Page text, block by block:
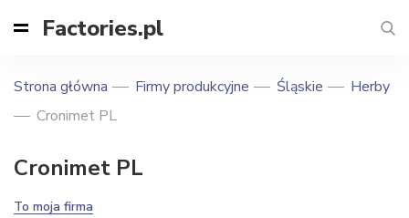
Factories.pl
Strona główna Firmy produkcyjne Śląskie
Herby
Cronimet PL
Cronimet PL
To moja firma